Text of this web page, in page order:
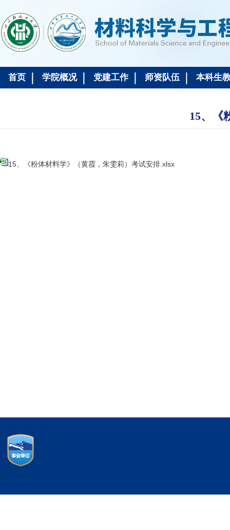
首页 学院概况 党建工作 师资队伍 本科生
15、《
15、《粉体材料学》（黄霞，朱雯莉）考试安排.xlsx